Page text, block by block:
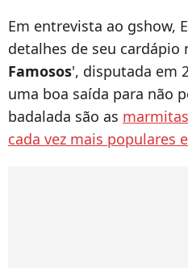
Em entrevista ao gshow,
detalhes de seu cardápio
Famosos', disputada em
uma boa saída para não
badalada são as
cada vez mais populares